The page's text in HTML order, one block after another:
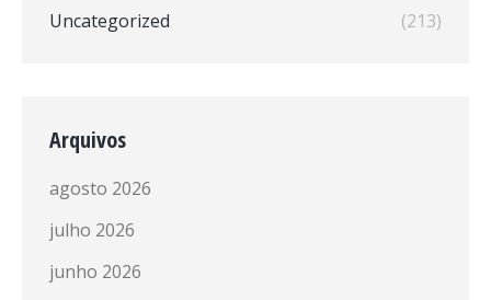
Uncategorized
(213)
Arquivos
agosto 2026
julho 2026
junho 2026